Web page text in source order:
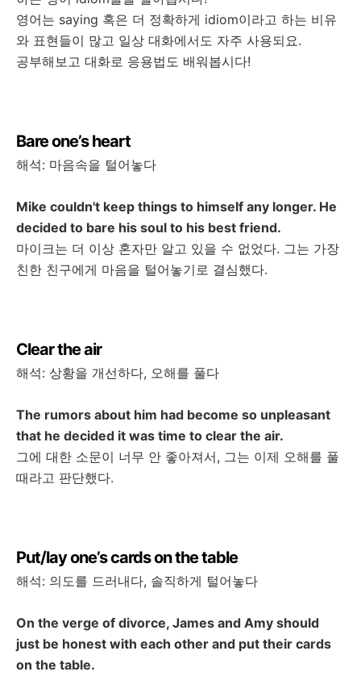
영어는 saying 혹은 더 정확하게 idiom이라고 하는 비유
와 표현들이 많고 일상 대화에서도 자주 사용되요.
공부해보고 대화로 응용법도 배워봅시다!
Bare one’s heart
해석: 마음속을 털어놓다
Mike couldn't keep things to himself any longer. He
decided to bare his soul to his best friend.
마이크는 더 이상 혼자만 알고 있을 수 없었다. 그는 가장
친한 친구에게 마음을 털어놓기로 결심했다.
Clear the air
해석: 상황을 개선하다, 오해를 풀다
The rumors about him had become so unpleasant
that he decided it was time to clear the air.
그에 대한 소문이 너무 안 좋아져서, 그는 이제 오해를 풀
때라고 판단했다.
Put/lay one’s cards on the table
해석: 의도를 드러내다, 솔직하게 털어놓다
On the verge of divorce, James and Amy should
just be honest with each other and put their cards
on the table.